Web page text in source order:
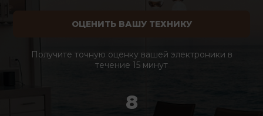
ОЦЕНИТЬ ВАШУ ТЕХНИКУ
Получите точную оценку вашей электроники в
течение 15 минут
8